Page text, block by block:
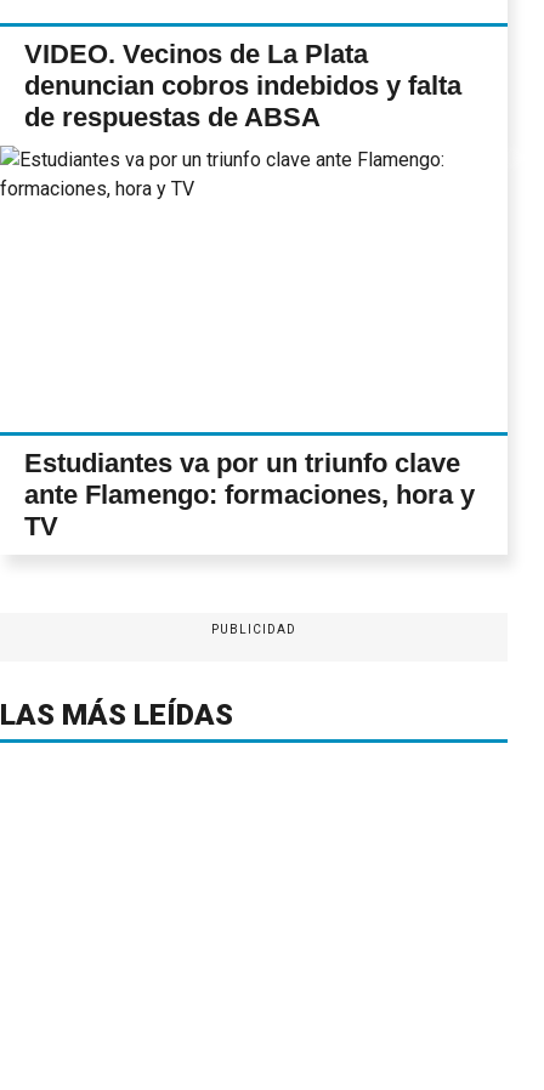
VIDEO. Vecinos de La Plata
denuncian cobros indebidos y falta
de respuestas de ABSA
Estudiantes va por un triunfo clave
ante Flamengo: formaciones, hora y
TV
PUBLICIDAD
LAS MÁS LEÍDAS